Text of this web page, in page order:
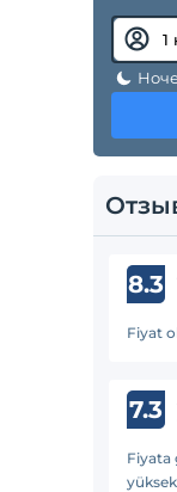
8.3
Fiyat
7.3
Fiyata